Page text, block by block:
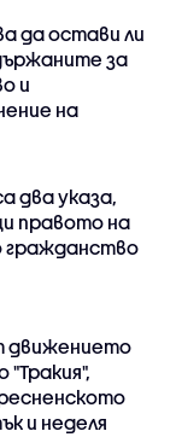
да остави ли
за
и
на
два указа,
правото на
гражданство
движението
"Тракия",
и неделя